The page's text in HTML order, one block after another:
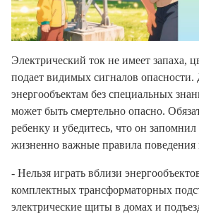
Электрический ток не имеет запаха,
подает видимых сигналов
энергообъектам без специальных
может быть смертельно опасно.
ребенку и убедитесь, что он
жизненно важные правила поведения
- Нельзя играть вблизи
комплектных трансформаторных
электрические щиты в домах и